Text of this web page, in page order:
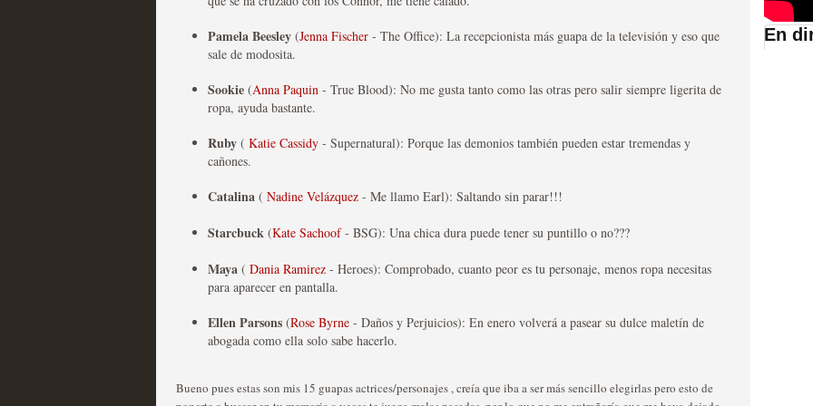
MOLTISANTI
Recomendación de la semana
The Get Down o cómo acabar siendo una de las
series más caras de la historia
MOLTISANTI
Pamela Beesley (Jenna Fischer - The Office): La recepcionista más guapa de la televisión y eso que
sale de modosita.
Sookie (Anna Paquin - True Blood): No me gusta tanto como las otras pero salir siempre ligerita de
ropa, ayuda bastante.
Ruby ( Katie Cassidy - Supernatural): Porque las demonios también pueden estar tremendas y
cañones.
Catalina ( Nadine Velázquez - Me llamo Earl): Saltando sin parar!!!
Starcbuck (Kate Sachoof- BSG): Una chica dura puede tener su puntillo o no???
Maya ( Dania Ramirez - Heroes): Comprobado, cuanto peor es tu personaje, menos ropa necesitas
para aparecer en pantalla.
Ellen Parsons (Rose Byrne - Daños y Perjuicios): En enero volverá a pasear su dulce maletín de
abogada como ella solo sabe hacerlo.
Bueno pues estas son mis 15 guapas actrices/personajes , creía que iba a ser más sencillo elegirlas pero esto de
En